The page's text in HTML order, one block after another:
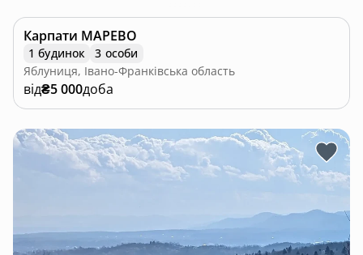
Карпати МАРЕВО
1 будинок
3 особи
Яблуниця, Івано-Франківська область
від₴5 000доба